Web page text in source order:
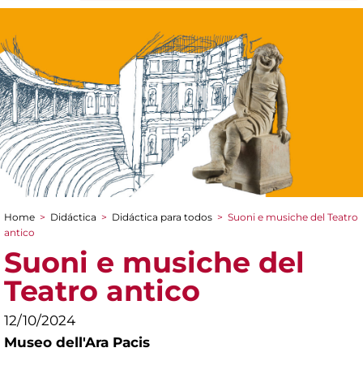
You are here
Home > Didáctica > Didáctica para todos > Suoni e musiche del Teatro
antico
Suoni e musiche del
Teatro antico
12/10/2024
Museo dell'Ara Pacis